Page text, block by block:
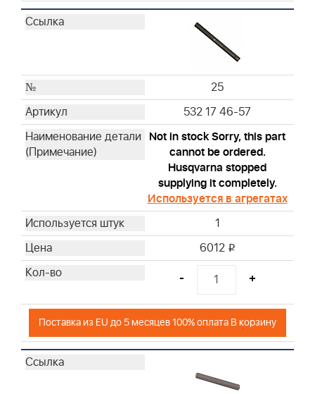
25
532 17 46-57
Not in stock Sorry, this part
cannot be ordered.
Husqvarna stopped
supplying it completely.
Используется в агрегатах
1
6012 i
- +
Поставка из EU до 5 месяцев 100% оплата В корзину